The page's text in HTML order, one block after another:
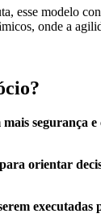
esse modelo
onde a
segurança e
orientar